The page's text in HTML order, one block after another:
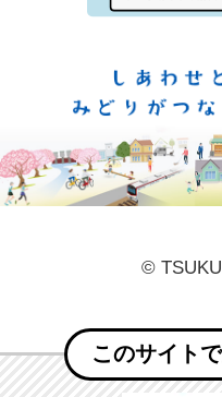
©
このサイト